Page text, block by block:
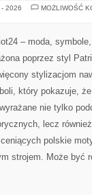
2026
MOŻLIWOŚĆ
– moda,
poprzez styl
stylizacjom
który pokazuje,
nie tylko
lecz
polskie
strojem. Może być